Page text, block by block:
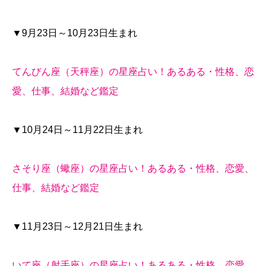
▼9月23日～10月23日生まれ
てんびん座（天秤座）の星座占い！あるある・性格、恋
愛、仕事、結婚など鑑定
▼10月24日～11月22日生まれ
さそり座（蠍座）の星座占い！あるある・性格、恋愛、
仕事、結婚など鑑定
▼11月23日～12月21日生まれ